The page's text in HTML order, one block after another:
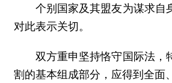
个别国家及其盟友为谋求自
对此表示关切。
双方重申坚持恪守国际法，
割的基本组成部分，应得到全面